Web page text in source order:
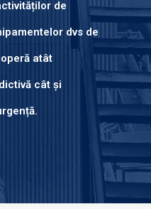
de
dvs de
atât
cât și